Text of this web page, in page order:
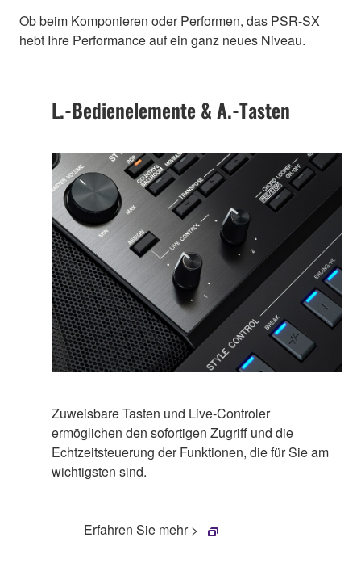
Ob beim Komponieren oder Performen, das PSR-SX
hebt Ihre Performance auf ein ganz neues Niveau.
L.-Bedienelemente & A.-Tasten
Zuweisbare Tasten und Live-Controler
ermöglichen den sofortigen Zugriff und die
Echtzeitsteuerung der Funktionen, die für Sie am
wichtigsten sind.
Erfahren Sie mehr >